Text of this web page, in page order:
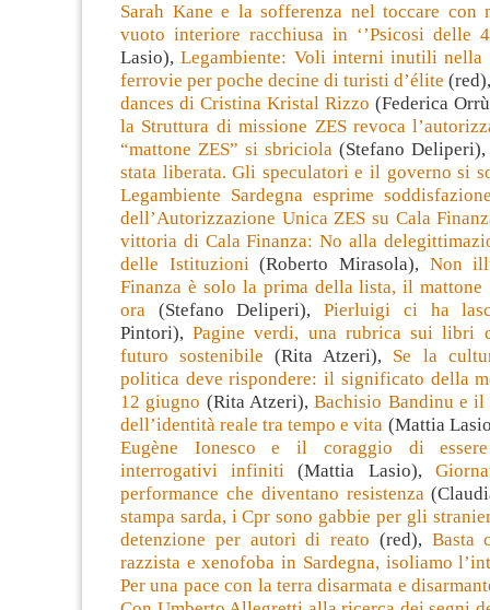
Sarah Kane e la sofferenza nel toccare con
vuoto interiore racchiusa in ‘’Psicosi delle 4
Lasio),Legambiente: Voli interni inutili nella
ferrovie per poche decine di turisti d’élite
dances di Cristina Kristal Rizzo (Federica
la Struttura di missione ZES revoca
“mattone ZES” si sbriciola (Stefano
stata liberata. Gli speculatori e il governo si
Legambiente Sardegna esprime
dell’Autorizzazione Unica ZES su Cala
vittoria di Cala Finanza: No alla
delle Istituzioni(Roberto Mirasola), Non
Finanza è solo la prima della lista, il mattone
ora (Stefano Deliperi),Pierluigi ci ha
Pintori),Pagine verdi, una rubrica sui libri
futuro sostenibile (Rita Atzeri), Se la
politica deve rispondere: il significato della
12 giugno (Rita Atzeri),Bachisio Bandinu e il
dell’identità reale tra tempo e vita (Mattia
Eugène Ionesco e il coraggio di essere
interrogativi infiniti (Mattia Lasio),
performance che diventano resistenza
stampa sarda, i Cpr sono gabbie per gli
detenzione per autori di reato (red), Basta
razzista e xenofoba in Sardegna, isoliamo
Per una pace con la terra disarmata e